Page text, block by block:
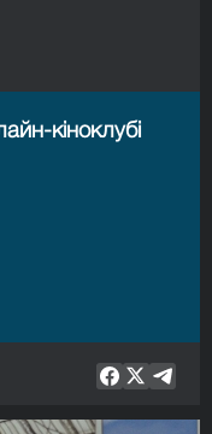
кіноклубі